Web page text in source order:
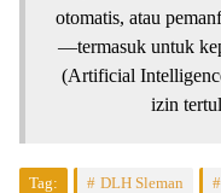
otomatis, atau
—termasuk untuk
(Artificial
izin
Tag: DLH Sleman